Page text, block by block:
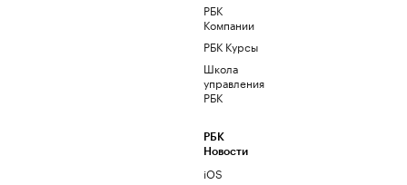
РБК
Компании
РБК Курсы
Школа
управления
РБК
РБК
Новости
iOS